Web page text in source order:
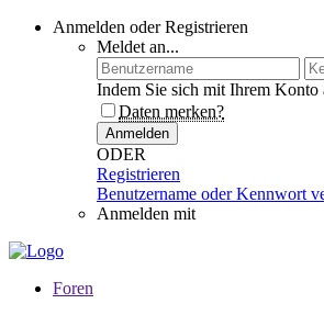
Anmelden oder Registrieren
Meldet an...
Indem Sie sich mit Ihrem Konto
Daten merken?
Anmelden
ODER
Registrieren
Benutzername oder Kennwort
Anmelden mit
Foren